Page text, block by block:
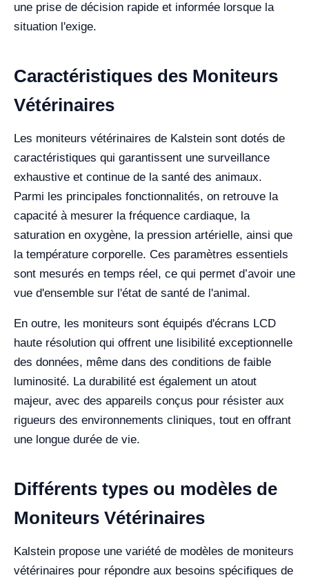
une prise de décision rapide et informée lorsque la
situation l'exige.
Caractéristiques des Moniteurs
Vétérinaires
Les moniteurs vétérinaires de Kalstein sont dotés de
caractéristiques qui garantissent une surveillance
exhaustive et continue de la santé des animaux.
Parmi les principales fonctionnalités, on retrouve la
capacité à mesurer la fréquence cardiaque, la
saturation en oxygène, la pression artérielle, ainsi que
la température corporelle. Ces paramètres essentiels
sont mesurés en temps réel, ce qui permet d’avoir une
vue d'ensemble sur l'état de santé de l'animal.
En outre, les moniteurs sont équipés d'écrans LCD
haute résolution qui offrent une lisibilité exceptionnelle
des données, même dans des conditions de faible
luminosité. La durabilité est également un atout
majeur, avec des appareils conçus pour résister aux
rigueurs des environnements cliniques, tout en offrant
une longue durée de vie.
Différents types ou modèles de
Moniteurs Vétérinaires
Kalstein propose une variété de modèles de moniteurs
vétérinaires pour répondre aux besoins spécifiques de